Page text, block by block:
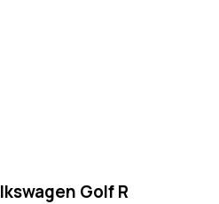
Golf R